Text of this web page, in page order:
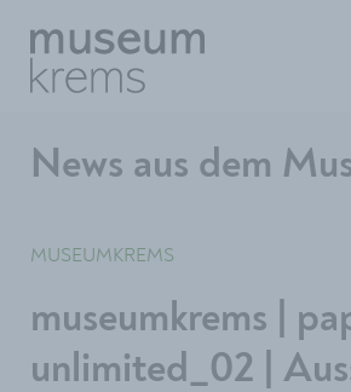
News aus dem
MUSEUMKREMS
museumkrems |
unlimited_02 |